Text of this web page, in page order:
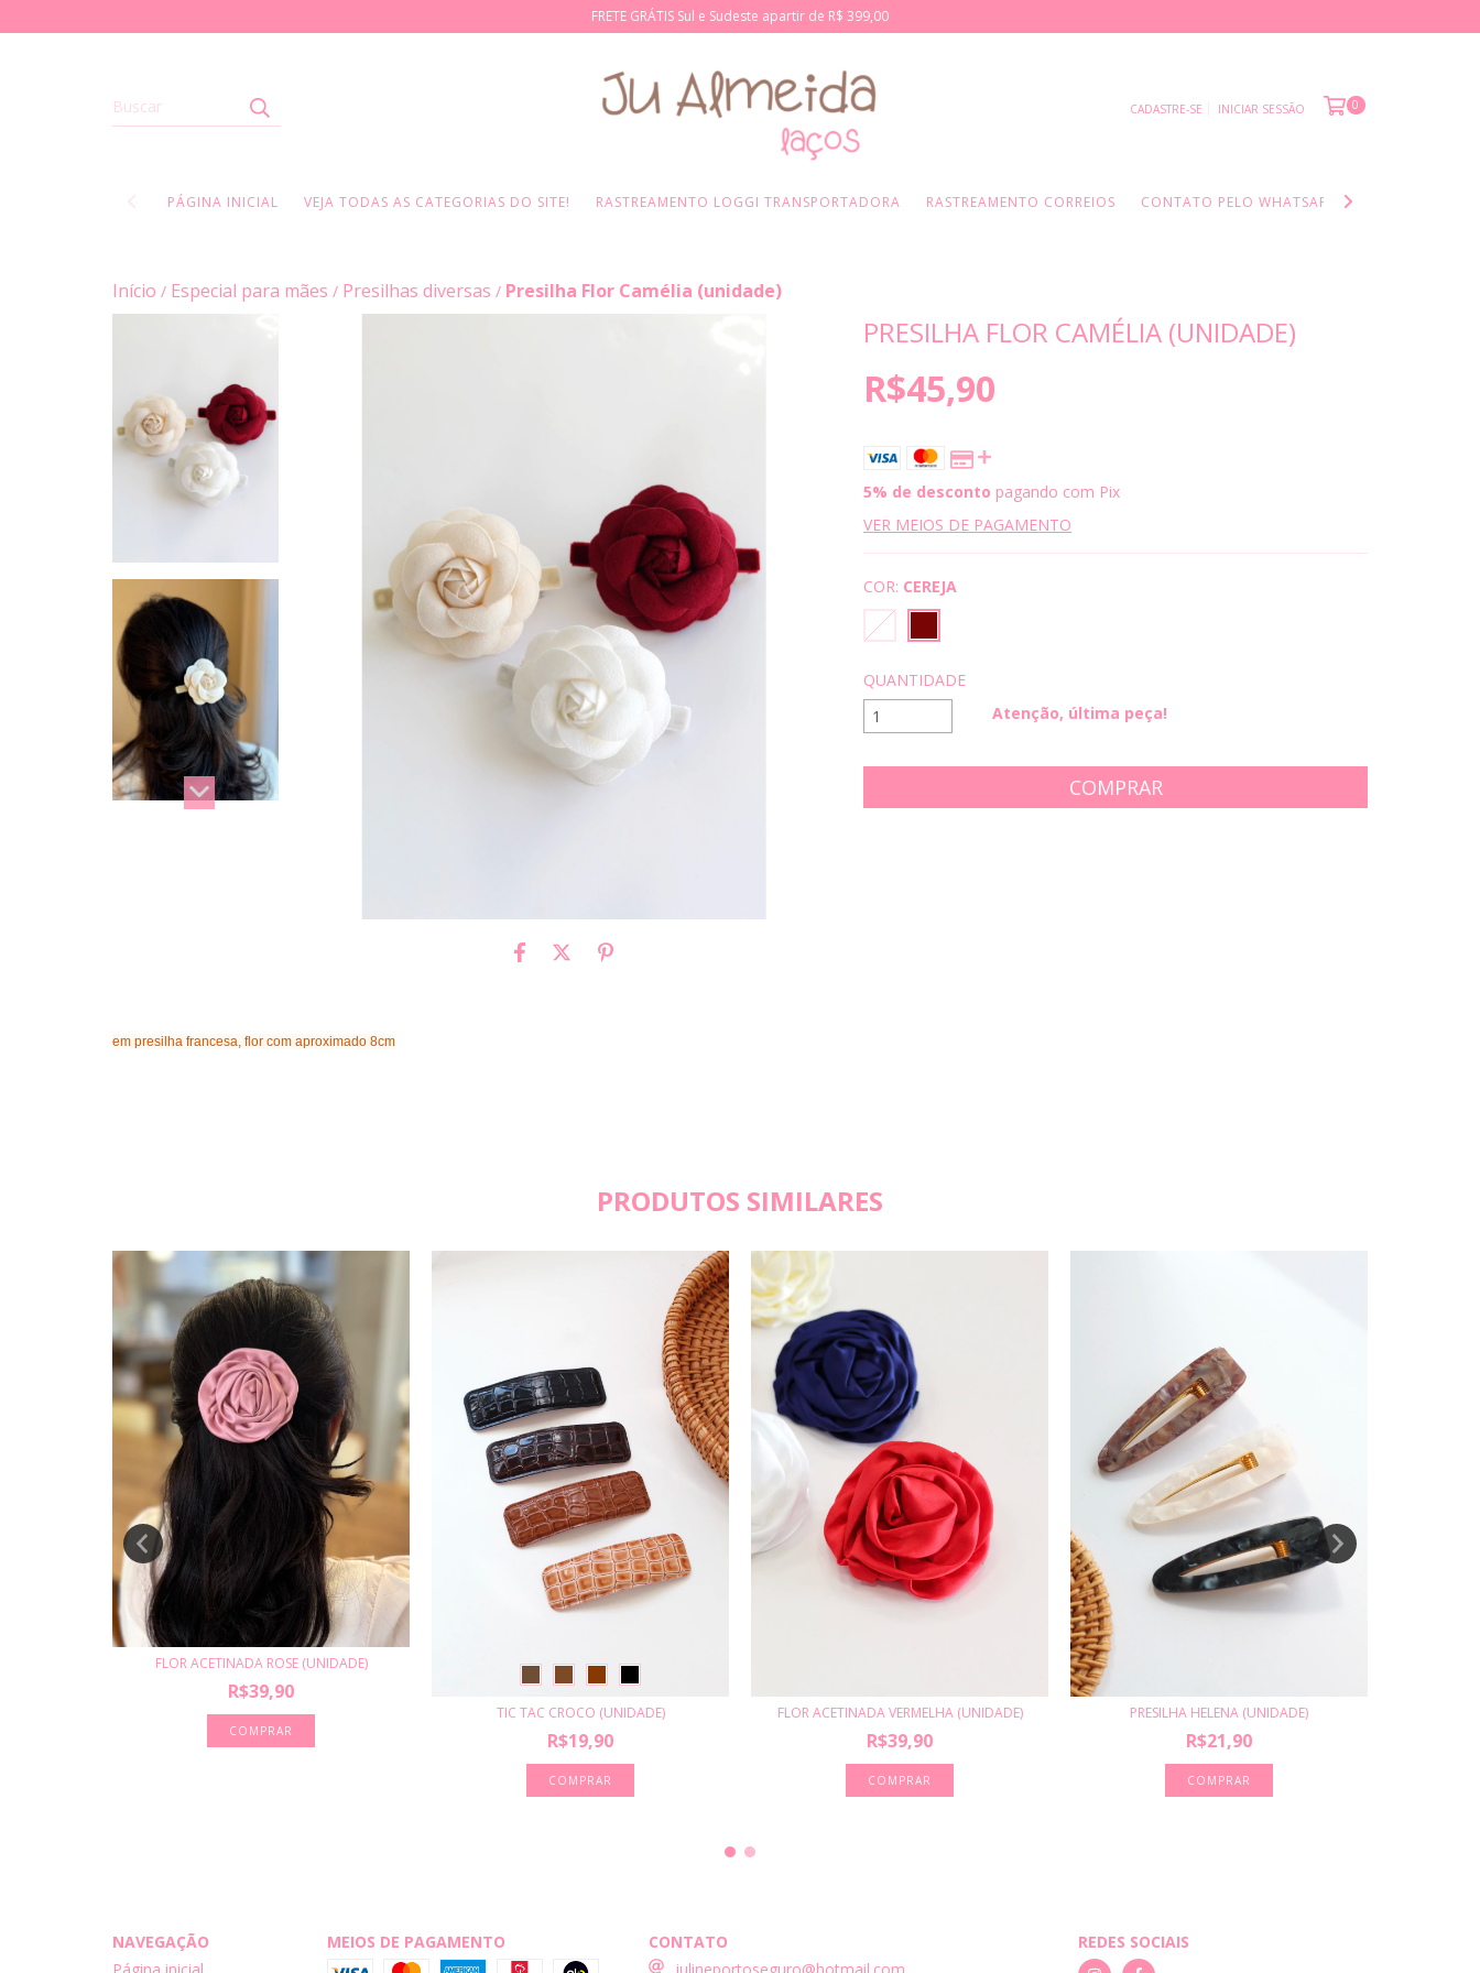
FRETE GRÁTIS Sul e Sudeste apartir de R$ 399,00
CADASTRE-SE INICIAR SESSÃO 0
PÁGINA INICIAL VEJA TODAS AS CATEGORIAS DO SITE! RASTREAMENTO LOGGI TRANSPORTADORA RASTREAMENTO CORREIOS CONTATO PELO WHATSAPP
Início / Especial para mães / Presilhas diversas / Presilha Flor Camélia (unidade)
em presilha francesa, flor com aproximado 8cm
PRESILHA FLOR CAMÉLIA (UNIDADE)
R$45,90
5% de desconto pagando com Pix
VER MEIOS DE PAGAMENTO
COR: CEREJA
QUANTIDADE
Atenção, última peça!
PRODUTOS SIMILARES
FLOR ACETINADA ROSE (UNIDADE)
R$39,90
TIC TAC CROCO (UNIDADE)
R$19,90
COMPRAR
FLOR ACETINADA VERMELHA (UNIDADE)
R$39,90
PRESILHA HELENA (UNIDADE)
R$21,90
COMPRAR
NAVEGAÇÃO
MEIOS DE PAGAMENTO
CONTATO
REDES SOCIAIS